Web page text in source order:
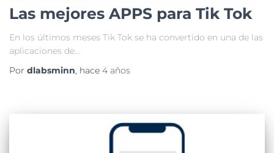
Las mejores APPS para Tik Tok
En los últimos meses Tik Tok se ha convertido en una de las
aplicaciones de…
Por dlabsminn, hace 4 años